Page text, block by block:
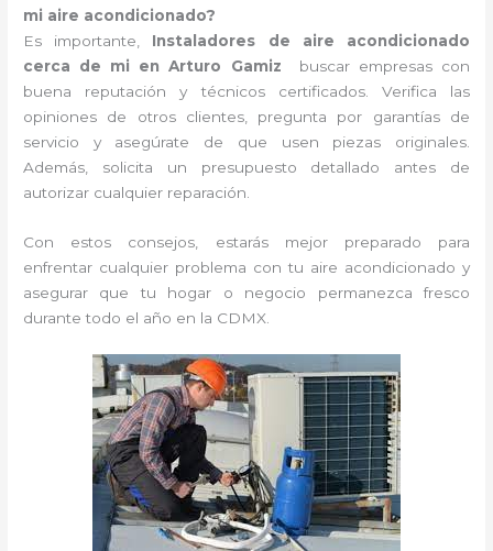
mi aire acondicionado?
Es importante, Instaladores de aire acondicionado
cerca de mi en Arturo Gamiz
buscar empresas con
buena reputación y técnicos certificados. Verifica las
opiniones de otros clientes, pregunta por garantías de
servicio y asegúrate de que usen piezas originales.
Además, solicita un presupuesto detallado antes de
autorizar cualquier reparación.
Con estos consejos, estarás mejor preparado para
enfrentar cualquier problema con tu aire acondicionado y
asegurar que tu hogar o negocio permanezca fresco
durante todo el año en la CDMX.